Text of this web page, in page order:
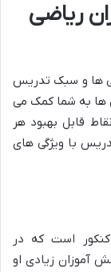
ریاضی
ها و سبک تدریس
ها به شما کمک می
قابل بهبود هر
با ویژگی های
کنکور است که در
آموزان زیادی او